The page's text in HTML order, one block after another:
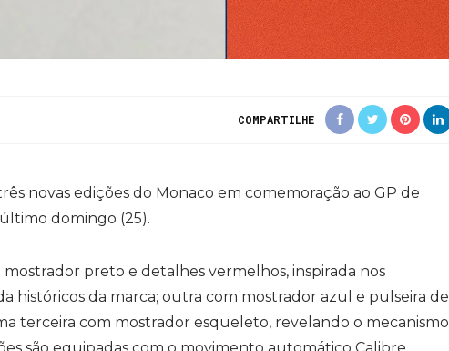
COMPARTILHE
novas edições do Monaco em comemoração ao GP de
domingo (25).
preto e detalhes vermelhos, inspirada nos
históricos da marca; outra com mostrador azul e pulseira de
terceira com mostrador esqueleto, revelando o mecanismo